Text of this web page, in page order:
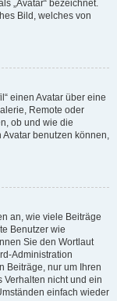
„Avatar“ bezeichnet.
Bild, welches von
einen Avatar über eine
Remote oder
ob und wie die
Avatar benutzen können,
an, wie viele Beiträge
Benutzer wie
Sie den Wortlaut
Administration
Beiträge, nur um Ihren
nicht und ein
einfach wieder